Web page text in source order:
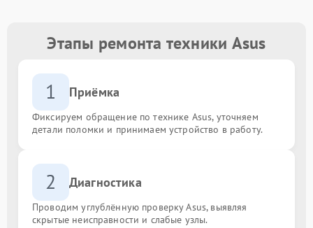
Этапы ремонта техники Asus
1 Приёмка
Фиксируем обращение по технике Asus, уточняем
детали поломки и принимаем устройство в работу.
2 Диагностика
Проводим углублённую проверку Asus, выявляя
скрытые неисправности и слабые узлы.